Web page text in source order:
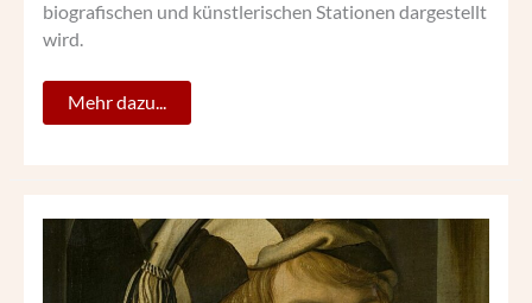
biografischen und künstlerischen Stationen dargestellt
wird.
Mehr dazu...
„DÜRER
WAR
IMMER